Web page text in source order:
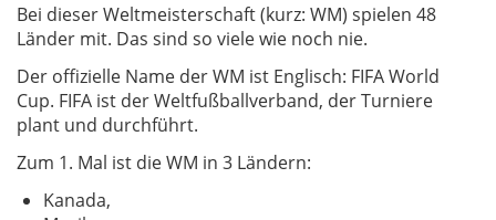
Bei dieser Weltmeisterschaft (kurz: WM) spielen 48
Länder mit. Das sind so viele wie noch nie.
Der offizielle Name der WM ist Englisch: FIFA World
Cup. FIFA ist der Weltfußballverband, der Turniere
plant und durchführt.
Zum 1. Mal ist die WM in 3 Ländern:
Kanada,